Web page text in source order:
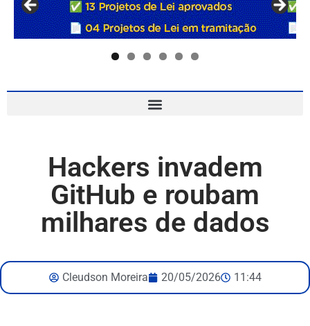
Hackers invadem
GitHub e roubam
milhares de dados
Cleudson Moreira 20/05/2026 11:44